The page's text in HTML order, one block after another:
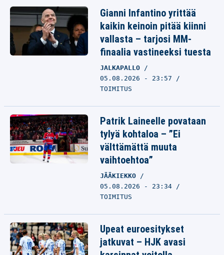
Gianni Infantino yrittää
kaikin keinoin pitää kiinni
vallasta – tarjosi MM-
finaalia vastineeksi tuesta
JALKAPALLO
05.08.2026 - 23:57
TOIMITUS
Patrik Laineelle povataan
tylyä kohtaloa – ”Ei
välttämättä muuta
vaihtoehtoa”
JÄÄKIEKKO
05.08.2026 - 23:34
TOIMITUS
Upeat euroesitykset
jatkuvat – HJK avasi